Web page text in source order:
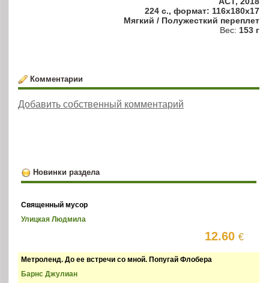
224 с., формат: 116x180x17
Мягкий / Полужесткий переплет
Вес: 153 г
Комментарии
Добавить собственный комментарий
Новинки раздела
Священный мусор
Улицкая Людмила
12.60€
Метроленд. До ее встречи со мной. Попугай Флобера
Барнс Джулиан